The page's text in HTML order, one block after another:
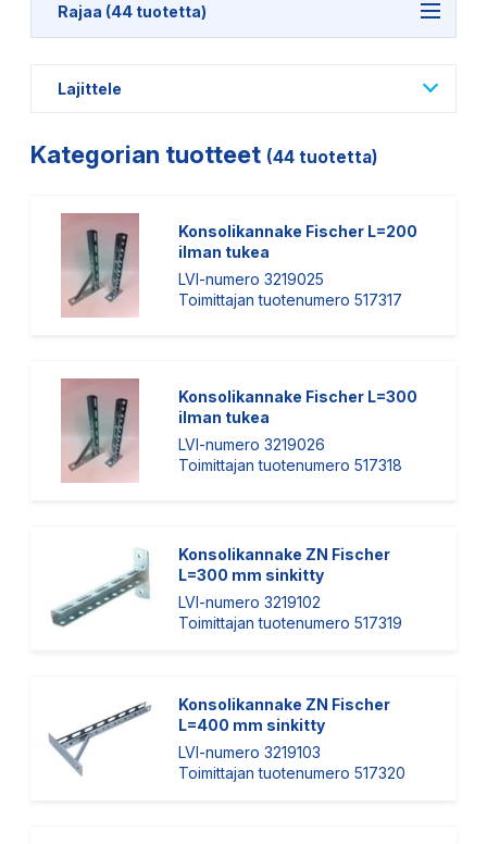
Rajaa (44 tuotetta)
Lajittele
Kategorian tuotteet (44 tuotetta)
Konsolikannake Fischer L=200
ilman tukea
LVI-numero 3219025
Toimittajan tuotenumero 517317
Konsolikannake Fischer L=300
ilman tukea
LVI-numero 3219026
Toimittajan tuotenumero 517318
Konsolikannake ZN Fischer
L=300 mm sinkitty
LVI-numero 3219102
Toimittajan tuotenumero 517319
Konsolikannake ZN Fischer
L=400 mm sinkitty
LVI-numero 3219103
Toimittajan tuotenumero 517320